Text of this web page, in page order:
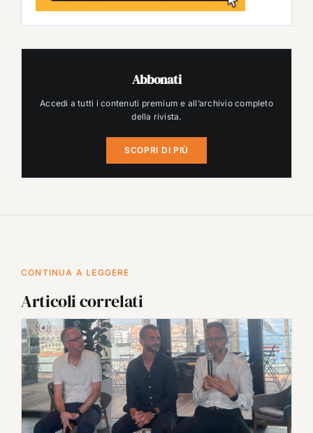
Abbonati
Accedi a tutti i contenuti premium e all’archivio completo
della rivista.
SCOPRI DI PIÙ
CONTINUA A LEGGERE
Articoli correlati